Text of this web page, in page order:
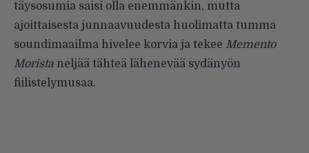
täysosumia saisi olla enemmänkin, mutta
ajoittaisesta junnaavuudesta huolimatta tumma
soundimaailma hivelee korvia ja tekee Memento
Morista neljää tähteä lähenevää sydänyön
fiilistelymusaa.